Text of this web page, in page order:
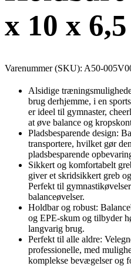
x 10 x
Varenummer (SKU): A50-
Alsidige
brug derhjemme, i en
er ideel til gymnaster,
at øve balance og
Pladsbesparende design:
transportere, hvilket gør
pladsbesparende
Sikkert og komfortabelt
giver et skridsikkert greb
Perfekt til
balanceøvelser.
Holdbar og robust:
og EPE-skum og tilbyder
langvarig brug.
Perfekt til alle aldre:
professionelle, med
komplekse bevægelser og